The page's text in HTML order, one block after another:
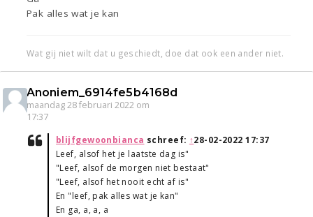
Pak alles wat je kan
Wat gij niet wilt dat u geschiedt, doe dat ook een ander niet.
Anoniem_6914fe5b4168d
maandag 28 februari 2022 om
17:37
blijfgewoonbianca schreef: ↑28-02-2022 17:37
Leef, alsof het je laatste dag is"
"Leef, alsof de morgen niet bestaat"
"Leef, alsof het nooit echt af is"
En "leef, pak alles wat je kan"
En ga, a, a, a